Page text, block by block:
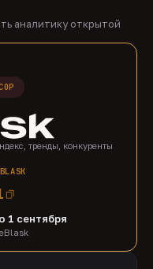
аналитику открытой
тренды, конкуренты
1 сентября